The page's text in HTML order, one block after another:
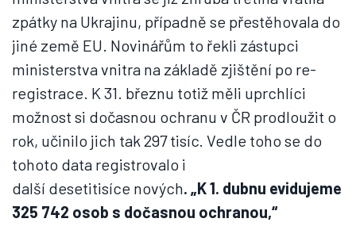
zpátky na Ukrajinu, případně se přestěhovala do
jiné země EU. Novinářům to řekli zástupci
ministerstva vnitra na základě zjištění po re-
registrace. K 31. březnu totiž měli uprchlíci
možnost si dočasnou ochranu v ČR prodloužit o
rok, učinilo jich tak 297 tisíc. Vedle toho se do
tohoto data registrovalo i
další desetitisíce nových. „K 1. dubnu evidujeme
325 742 osob s dočasnou ochranou,“